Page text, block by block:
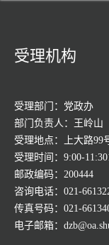
受理机构
受理部门：党政办
部门负责人：王岭山
受理地点：上大路99
受理时间：9:00-
邮政编码：200444
咨询电话：021-
传真号码：021-
电子邮箱：